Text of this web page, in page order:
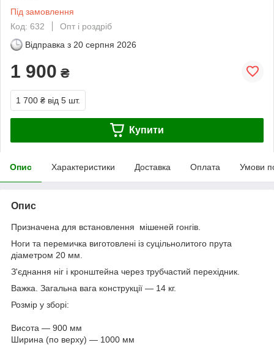
Під замовлення
Код: 632
Опт і роздріб
Відправка з 20 серпня 2026
1 900 ₴
1 700 ₴ від 5 шт.
Купити
Опис Характеристики Доставка Оплата Умови
Опис
Призначена для встановлення мішеней гонгів.
Ноги та перемичка виготовлені із суцільнолитого прута
діаметром 20 мм.
З'єднання ніг і кронштейна через трубчастий перехідник.
Важка. Загальна вага конструкції — 14 кг.
Розмір у зборі:
Висота — 900 мм
Ширина (по верху) — 1000 мм